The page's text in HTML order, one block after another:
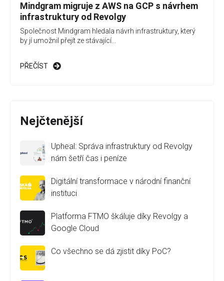
Mindgram migruje z AWS na GCP s návrhem
infrastruktury od Revolgy
Společnost Mindgram hledala návrh infrastruktury, který
by jí umožnil přejít ze stávající...
PŘEČÍST
Nejčtenější
Upheal: Správa infrastruktury od Revolgy
nám šetří čas i peníze
Digitální transformace v národní finanční
instituci
Platforma FTMO škáluje díky Revolgy a
Google Cloud
Co všechno se dá zjistit díky PoC?